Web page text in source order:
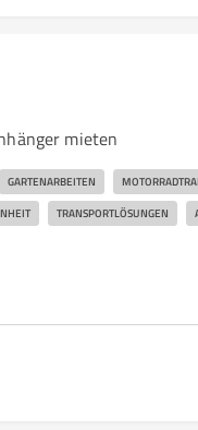
mieten
GARTENARBEITEN
TRANSPORTLÖSUNGEN